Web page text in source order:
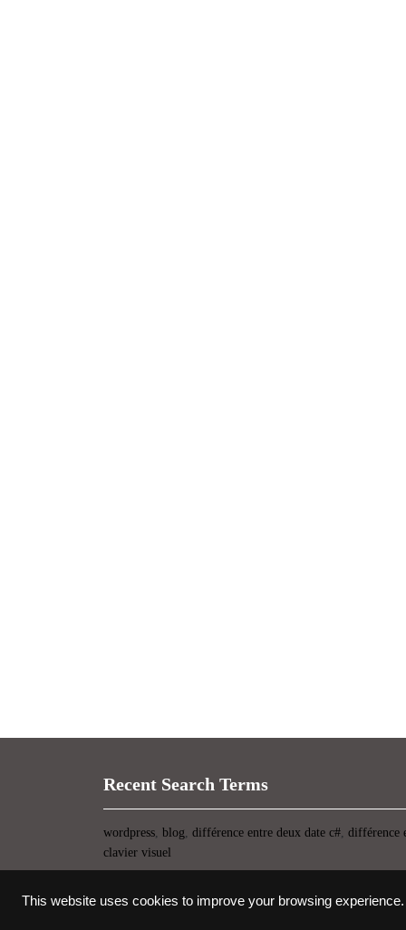
This website uses cookies to improve your browsing experience.
Recent Search Terms
wordpress blog différence entre deux date c# différence
clavier visuel
Thème WordPress pour startup-> copyright UIOP